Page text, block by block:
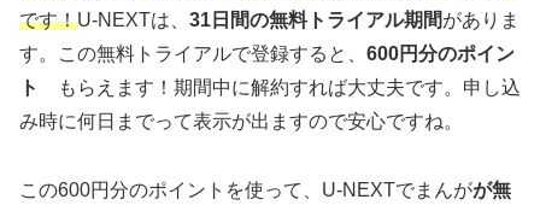
です！U-NEXTは、 31日間の無料トライアル期間がありま
す。この無料トライアルで登録すると、 600円分のポイン
ト
もらえます！期間中に解約すれば大丈夫です。申し込
み時に何日までって表示が出ますので安心ですね。
この600円分のポイントを使って、U-NEXTでまんがが無